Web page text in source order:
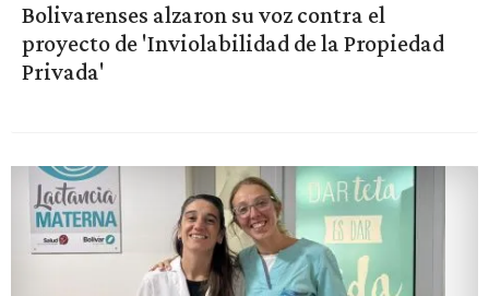
Bolivarenses alzaron su voz contra el
proyecto de 'Inviolabilidad de la Propiedad
Privada'